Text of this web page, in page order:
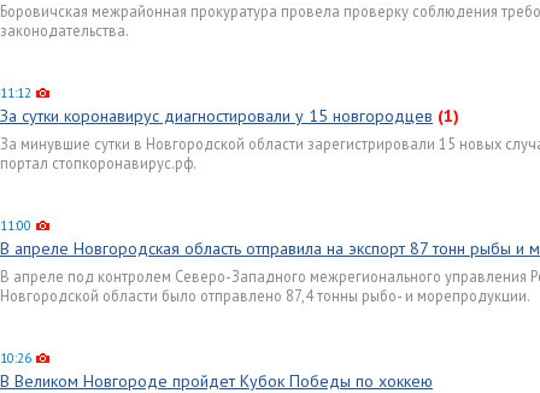
Боровичская межрайонная прокуратура провела проверку соблюдения
законодательства.
11:12
За сутки коронавирус диагностировали у 15 новгородцев (1)
За минувшие сутки в Новгородской области зарегистрировали 15 новых
портал стопкоронавирус.рф.
11:00
В апреле Новгородская область отправила на экспорт 87 тонн рыбы и
В апреле под контролем Северо-Западного межрегионального управления
Новгородской области было отправлено 87,4 тонны рыбо- и морепродукции.
10:26
В Великом Новгороде пройдет Кубок Победы по хоккею